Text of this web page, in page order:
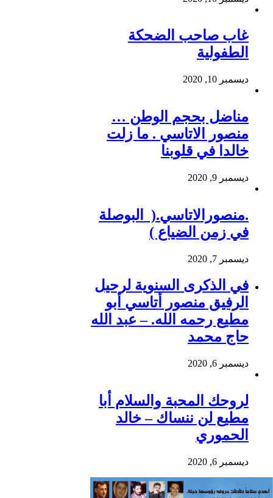
غاب صاحب الضحكة
الطفولية
ديسمبر 10, 2020
مناضل بحجم الوطن …
منصور الاتاسي . ما زلت
خالدا في قلوبنا
ديسمبر 9, 2020
.منصورالاتاسي.( البوصلة
في زمن الضياع )
ديسمبر 7, 2020
في الذكرى السنوية لرحيل
الرفيق منصور أتاسي أبو
مطيع رحمه الله. – عبد الله
حاج محمد
ديسمبر 6, 2020
لروحك المحبة والسلام أبا
مطيع لن ننساك – خالد
الحموري
ديسمبر 6, 2020